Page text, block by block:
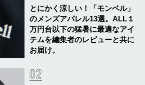
とにかく涼しい！「モンベル」
のメンズアパレル13選。ALL１
万円台以下の猛暑に最適なアイ
テムを編集者のレビューと共に
お届け。